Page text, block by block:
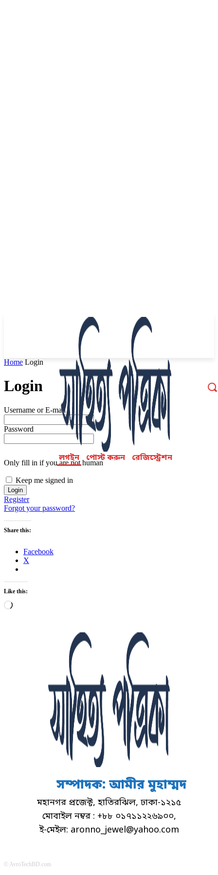
লগইন পোস্ট করুন রেজিস্ট্রেশন
Home Login
Login
Username or E-mail
Password
Only fill in if you are not human
Keep me signed in
Register
Forgot your password?
Share this:
Facebook
X
Like this:
Loading…
সম্পাদক: আমীর মুহাম্মদ
মহানগর প্রজেক্ট, হাতিরঝিল, ঢাকা-১২১৫
মোবাইল নম্বর : +৮৮ ০১৭১১২২৬৯০০,
ই-মেইল: aronno_jewel@yahoo.com
© AvroTechBD.com